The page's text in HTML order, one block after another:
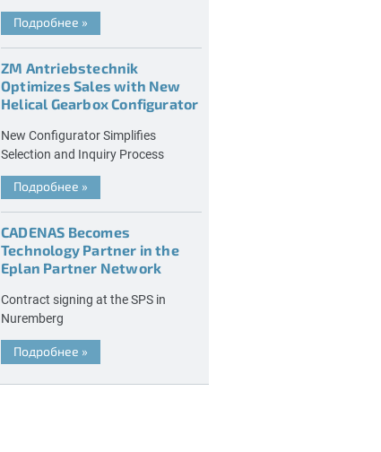
Подробнее »
ZM Antriebstechnik
Optimizes Sales with New
Helical Gearbox Configurator
New Configurator Simplifies
Selection and Inquiry Process
Подробнее »
CADENAS Becomes
Technology Partner in the
Eplan Partner Network
Contract signing at the SPS in
Nuremberg
Подробнее »